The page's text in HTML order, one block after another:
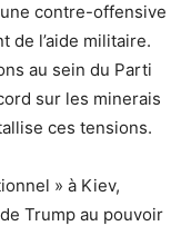
contre-offensive
de l’aide militaire.
au sein du Parti
sur les minerais
ces tensions.
» à Kiev,
Trump au pouvoir